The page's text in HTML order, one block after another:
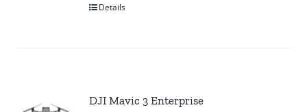
Details
DJI Mavic 3 Enterprise